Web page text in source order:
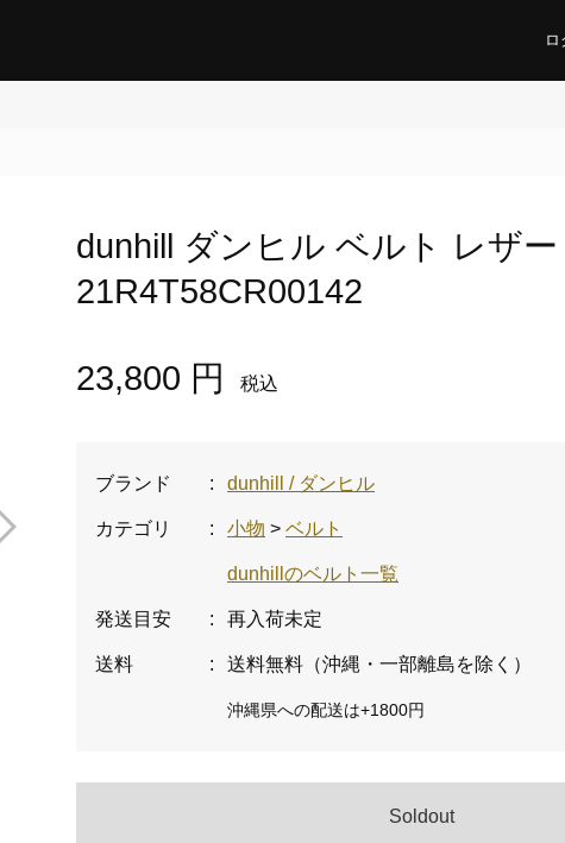
ロ
dunhill ダンヒル ベルト レザー
21R4T58CR00142
23,800 円 税込
ブランド : dunhill / ダンヒル
カテゴリ : 小物 > ベルト
dunhillのベルト一覧
発送目安 : 再入荷未定
送料 : 送料無料（沖縄・一部離島を除く）
沖縄県への配送は+1800円
Soldout